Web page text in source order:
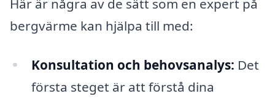
Här är några av de sätt som en expert på
bergvärme kan hjälpa till med:
Konsultation och behovsanalys: Det
första steget är att förstå dina